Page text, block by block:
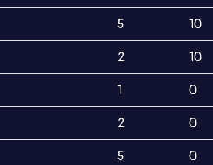
5 10
2 10
1 0
2 0
5 0